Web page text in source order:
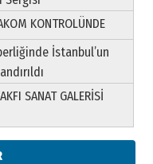
KONTROLÜNDE
İstanbul’un
SANAT GALERİSİ
Şirin’e